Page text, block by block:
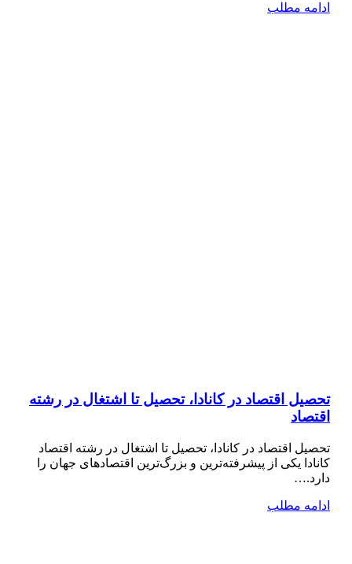
ادامه مطلب
تحصیل اقتصاد در کانادا، تحصیل تا اشتغال در رشته
اقتصاد
تحصیل اقتصاد در کانادا، تحصیل تا اشتغال در رشته اقتصاد
کانادا یکی از پیشرفته‌ترین و بزرگ‌ترین اقتصادهای جهان را
دارد.…
ادامه مطلب